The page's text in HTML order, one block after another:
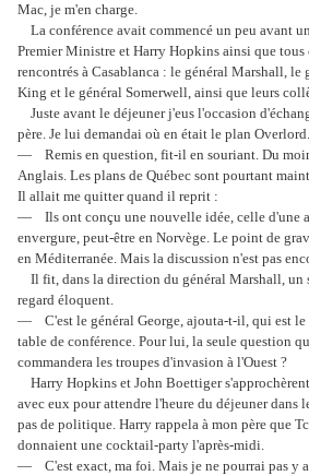
Mac, je m'en charge.
La conférence avait commencé un peu avant
Premier Ministre et Harry Hopkins ainsi que tous
rencontrés à Casablanca : le général Marshall,
King et le général Somerwell, ainsi que leurs
Juste avant le déjeuner j'eus l'occasion
père. Je lui demandai où en était le plan Overlord.
— Remis en question, fit-il en souriant. Du
Anglais. Les plans de Québec sont pourtant
Il allait me quitter quand il reprit :
— Ils ont conçu une nouvelle idée, celle d'une
envergure, peut-être en Norvège. Le point de
en Méditerranée. Mais la discussion n'est pas
Il fit, dans la direction du général Marshall, un
regard éloquent.
— C'est le général George, ajouta-t-il, qui est le
table de conférence. Pour lui, la seule question
commandera les troupes d'invasion à l'Ouest ?
Harry Hopkins et John Boettiger
avec eux pour attendre l'heure du déjeuner dans
pas de politique. Harry rappela à mon père que
donnaient une cocktail-party l'après-midi.
— C'est exact, ma foi. Mais je ne pourrai pas y